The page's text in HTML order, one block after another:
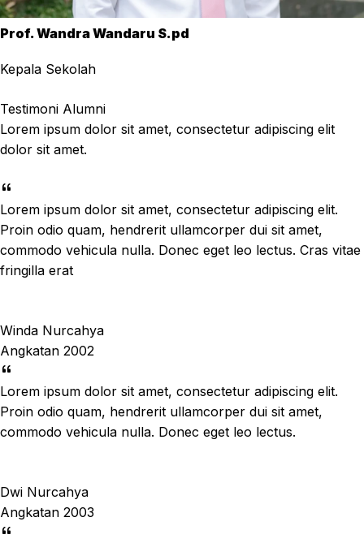
Prof. Wandra Wandaru S.pd
Kepala Sekolah
Testimoni Alumni
Lorem ipsum dolor sit amet, consectetur adipiscing elit
dolor sit amet.
Lorem ipsum dolor sit amet, consectetur adipiscing elit.
Proin odio quam, hendrerit ullamcorper dui sit amet,
commodo vehicula nulla. Donec eget leo lectus. Cras vitae
fringilla erat
Winda Nurcahya
Angkatan 2002
Lorem ipsum dolor sit amet, consectetur adipiscing elit.
Proin odio quam, hendrerit ullamcorper dui sit amet,
commodo vehicula nulla. Donec eget leo lectus.
Dwi Nurcahya
Angkatan 2003